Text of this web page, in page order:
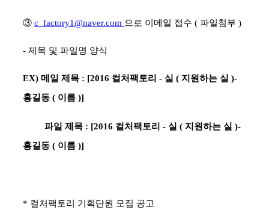
③ c_factory1@naver.com 으로 이메일 접수 ( 파일첨부 )
- 제목 및 파일명 양식
EX) 메일 제목 : [2016 컬처팩토리 - 실 ( 지원하는 실 )-
홍길동 ( 이름 )]
파일 제목 : [2016 컬처팩토리 - 실 ( 지원하는 실 )-
홍길동 ( 이름 )]
* 컬처팩토리 기획단원 모집 공고